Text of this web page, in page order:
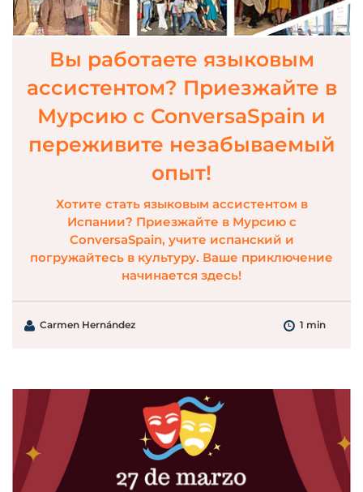
Вы работаете языковым
ассистентом? Приезжайте в
Мурсию с ConversaSpain и
переживите незабываемый
опыт!
Хотите стать языковым ассистентом в
Испании? Приезжайте в Мурсию с
ConversaSpain, учите испанский и
погружайтесь в культуру. Ваше приключение
начинается здесь!
Carmen Hernández 1 min